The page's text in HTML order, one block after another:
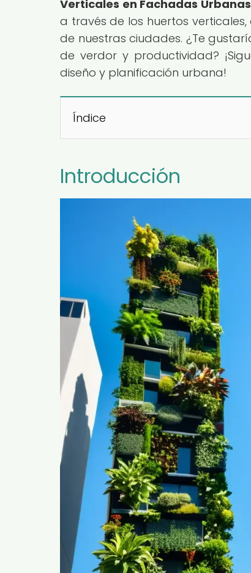
Verticales en Fachadas Urbanas
a través de los huertos
de nuestras ciudades. ¿Te
de verdor y productividad?
diseño y planificación urbana!
Índice
Introducción